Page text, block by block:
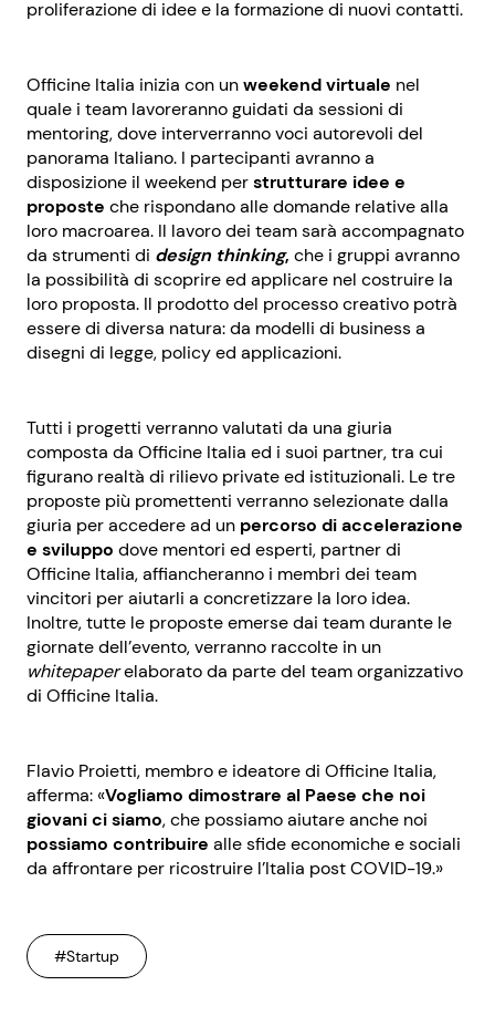
proliferazione di idee e la formazione di nuovi contatti.
Officine Italia inizia con unweekend virtuale nel
quale i team lavoreranno guidati da sessioni di
mentoring, dove interverranno voci autorevoli del
panorama Italiano. I partecipanti avranno a
disposizione il weekend perstrutturare idee e
proposte che rispondano alle domande relative alla
loro macroarea. Il lavoro dei team sarà accompagnato
da strumenti di design thinking, che i gruppi avranno
la possibilità di scoprire ed applicare nel costruire la
loro proposta. Il prodotto del processo creativo potrà
essere di diversa natura: da modelli di business a
disegni di legge, policy ed applicazioni.
Tutti i progetti verranno valutati da una giuria
composta da Officine Italia ed i suoi partner, tra cui
figurano realtà di rilievo private ed istituzionali. Le tre
proposte più promettenti verranno selezionate dalla
giuria per accedere ad un percorso di accelerazione
e sviluppo dove mentori ed esperti, partner di
Officine Italia, affiancheranno i membri dei team
vincitori per aiutarli a concretizzare la loro idea.
Inoltre, tutte le proposte emerse dai team durante le
giornate dell’evento, verranno raccolte in un
whitepaperelaborato da parte del team organizzativo
di Officine Italia.
Flavio Proietti, membro e ideatore di Officine Italia,
afferma: «Vogliamo dimostrare al Paese che noi
giovani ci siamo, che possiamo aiutare anche noi
possiamo contribuire alle sfide economiche e sociali
da affrontare per ricostruire l’Italia post COVID-19.»
#Startup